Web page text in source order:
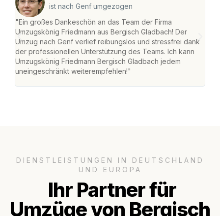
ist nach Genf umgezogen
"Ein großes Dankeschön an das Team der Firma
Umzugskönig Friedmann aus Bergisch Gladbach! Der
Umzug nach Genf verlief reibungslos und stressfrei dank
der professionellen Unterstützung des Teams. Ich kann
Umzugskönig Friedmann Bergisch Gladbach jedem
uneingeschränkt weiterempfehlen!"
DIENSTLEISTUNGEN IN DEUTSCHLAND
UND EUROPA
Ihr Partner für
Umzüge von Bergisch